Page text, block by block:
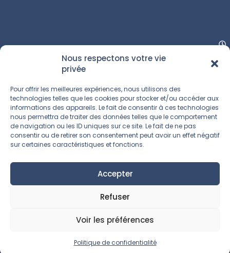
Nous respectons votre vie
privée
Pour offrir les meilleures expériences, nous utilisons des
technologies telles que les cookies pour stocker et/ou accéder aux
informations des appareils. Le fait de consentir à ces technologies
nous permettra de traiter des données telles que le comportement
de navigation ou les ID uniques sur ce site. Le fait de ne pas
consentir ou de retirer son consentement peut avoir un effet négatif
sur certaines caractéristiques et fonctions.
Accepter
Refuser
Voir les préférences
Politique de confidentialité